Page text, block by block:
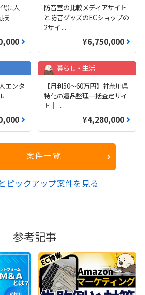
に人
技
防音室の比較メディアサイト
と防音グッズのECショップの
2サイ ...
¥6,750,000
エンタ
...
暮らし・生活
【月利50〜60万円】神奈川県
特化の遺品整理一括査定サイ
ト｜ ...
¥4,280,000
案件一覧
ピックアップ案件を見る
参考記事